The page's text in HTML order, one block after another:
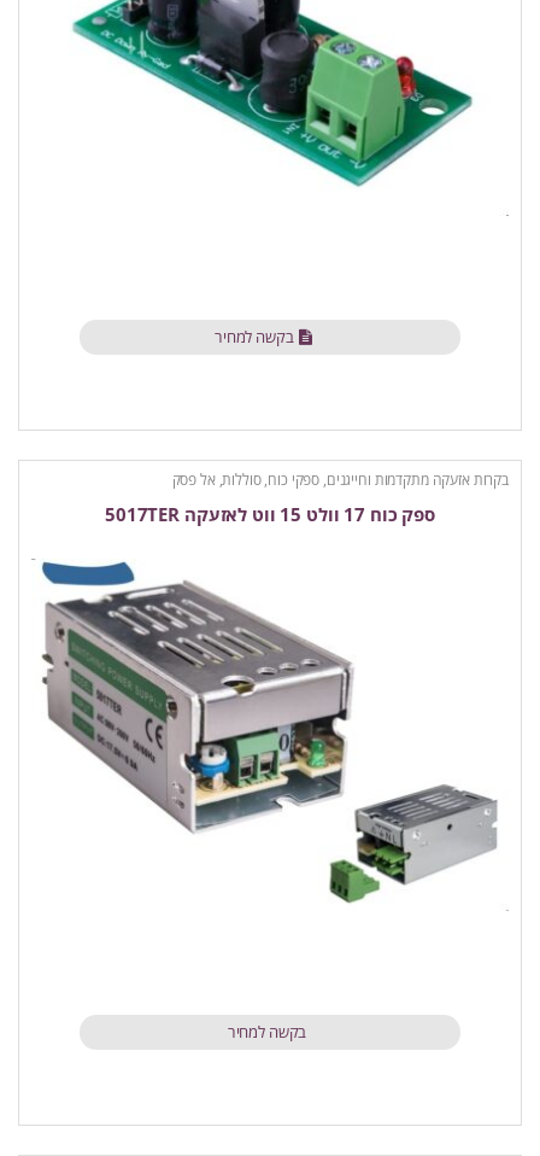
בקשה למחיר
בקרות אזעקה מתקדמות וחייגנים, ספקי כוח, סוללות, אל פסק
ספק כוח 17 וולט 15 ווט לאזעקה 5017TER
בקשה למחיר